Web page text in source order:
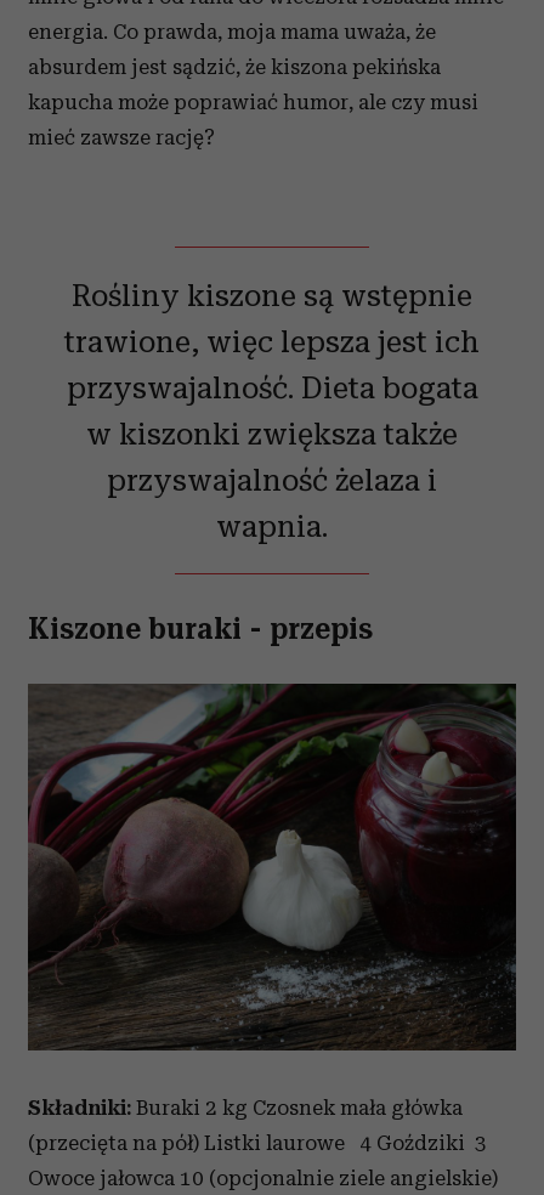
energia. Co prawda, moja mama uważa, że
absurdem jest sądzić, że kiszona pekińska
kapucha może poprawiać humor, ale czy musi
mieć zawsze rację?
Rośliny kiszone są wstępnie
trawione, więc lepsza jest ich
przyswajalność. Dieta bogata
w kiszonki zwiększa także
przyswajalność żelaza i
wapnia.
Kiszone buraki - przepis
Składniki: Buraki 2 kg Czosnek mała główka
(przecięta na pół) Listki laurowe 4 Goździki 3
Owoce jałowca 10 (opcjonalnie ziele angielskie)